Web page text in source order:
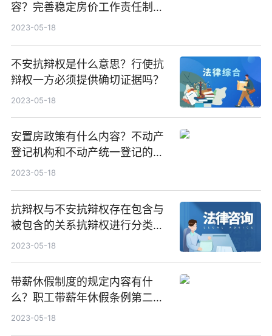
容？完善稳定房价工作责任制的
内容是什么？
2023-05-18
不安抗辩权是什么意思？行使抗
辩权一方必须提供确切证据吗？
2023-05-18
安置房政策有什么内容？不动产
登记机构和不动产统一登记的流
程是什么？
2023-05-18
抗辩权与不安抗辩权存在包含与
被包含的关系抗辩权进行分类
吗？
2023-05-18
带薪休假制度的规定内容有什
么？职工带薪年休假条例第二条
的内容是什么？
2023-05-18